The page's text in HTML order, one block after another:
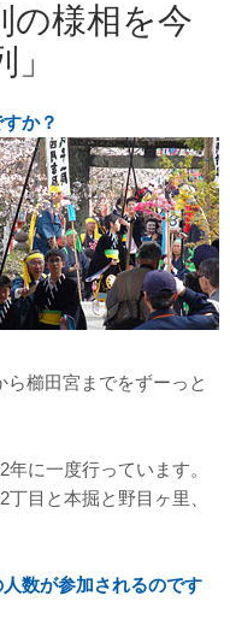
の様相を今
か？
櫛田宮までをずーっと
に一度行っています。
目と本掘と野目ヶ里、
数が参加されるのです